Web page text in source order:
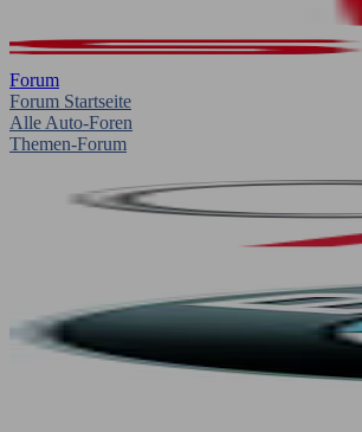
Forum
Forum Startseite
Alle Auto-Foren
Themen-Forum